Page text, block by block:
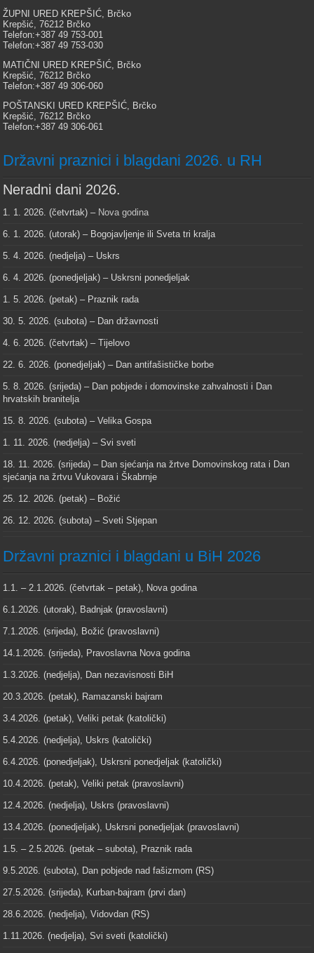
ŽUPNI URED KREPŠIĆ, Brčko
Krepšić, 76212 Brčko
Telefon:+387 49 753-001
Telefon:+387 49 753-030
MATIČNI URED KREPŠIĆ, Brčko
Krepšić, 76212 Brčko
Telefon:+387 49 306-060
POŠTANSKI URED KREPŠIĆ, Brčko
Krepšić, 76212 Brčko
Telefon:+387 49 306-061
Državni praznici i blagdani 2026. u RH
Neradni dani 2026.
1. 1. 2026. (četvrtak) – Nova godina
6. 1. 2026. (utorak) – Bogojavljenje ili Sveta tri kralja
5. 4. 2026. (nedjelja) – Uskrs
6. 4. 2026. (ponedjeljak) – Uskrsni ponedjeljak
1. 5. 2026. (petak) – Praznik rada
30. 5. 2026. (subota) – Dan državnosti
4. 6. 2026. (četvrtak) – Tijelovo
22. 6. 2026. (ponedjeljak) – Dan antifašističke borbe
5. 8. 2026. (srijeda) – Dan pobjede i domovinske zahvalnosti i Dan
hrvatskih branitelja
15. 8. 2026. (subota) – Velika Gospa
1. 11. 2026. (nedjelja) – Svi sveti
18. 11. 2026. (srijeda) – Dan sjećanja na žrtve Domovinskog rata i Dan
sjećanja na žrtvu Vukovara i Škabrnje
25. 12. 2026. (petak) – Božić
26. 12. 2026. (subota) – Sveti Stjepan
Državni praznici i blagdani u BiH 2026
1.1. – 2.1.2026. (četvrtak – petak), Nova godina
6.1.2026. (utorak), Badnjak (pravoslavni)
7.1.2026. (srijeda), Božić (pravoslavni)
14.1.2026. (srijeda), Pravoslavna Nova godina
1.3.2026. (nedjelja), Dan nezavisnosti BiH
20.3.2026. (petak), Ramazanski bajram
3.4.2026. (petak), Veliki petak (katolički)
5.4.2026. (nedjelja), Uskrs (katolički)
6.4.2026. (ponedjeljak), Uskrsni ponedjeljak (katolički)
10.4.2026. (petak), Veliki petak (pravoslavni)
12.4.2026. (nedjelja), Uskrs (pravoslavni)
13.4.2026. (ponedjeljak), Uskrsni ponedjeljak (pravoslavni)
1.5. – 2.5.2026. (petak – subota), Praznik rada
9.5.2026. (subota), Dan pobjede nad fašizmom (RS)
27.5.2026. (srijeda), Kurban-bajram (prvi dan)
28.6.2026. (nedjelja), Vidovdan (RS)
1.11.2026. (nedjelja), Svi sveti (katolički)